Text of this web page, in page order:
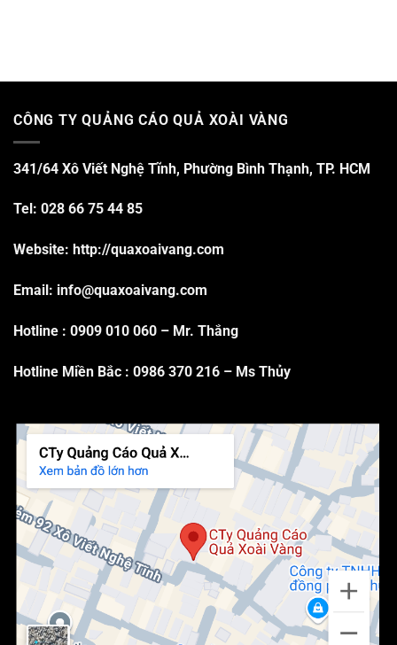
CÔNG TY QUẢNG CÁO QUẢ XOÀI VÀNG
341/64 Xô Viết Nghệ Tĩnh, Phường Bình Thạnh, TP. HCM
Tel: 028 66 75 44 85
Website: http://quaxoaivang.com
Email: info@quaxoaivang.com
Hotline : 0909 010 060 – Mr. Thắng
Hotline Miền Bắc : 0986 370 216 – Ms Thủy